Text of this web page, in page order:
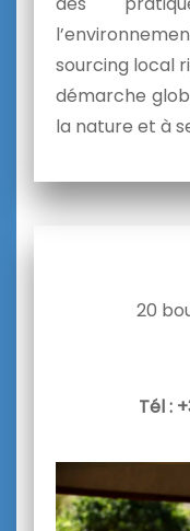
sourcing local
démarche
la nature et à
20
Tél :